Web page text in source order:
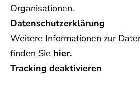
Organisationen.
Datenschutzerklärung
Weitere Informationen zur
finden Sie hier.
Tracking deaktivieren